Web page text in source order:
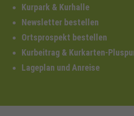
Kurpark & Kurhalle
Newsletter bestellen
Ortsprospekt bestellen
Kurbeitrag & Kurkarten-
Lageplan und Anreise